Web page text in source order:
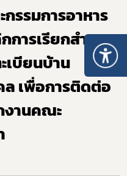
รรมการอาหาร
การเรียกสำเนา
เบียนบ้าน
เพื่อการติดต่อ
งานคณะ